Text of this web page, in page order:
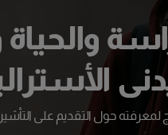
لمعرفته حول التقديم على